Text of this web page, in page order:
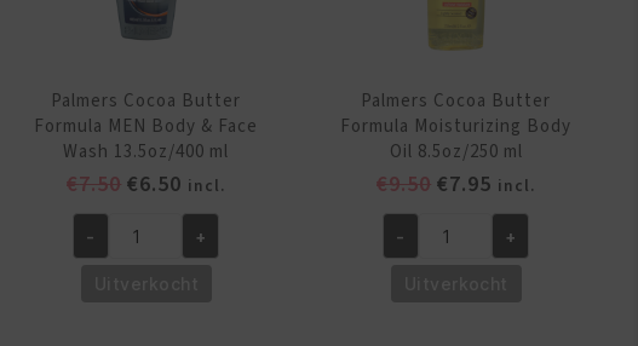
Palmers Cocoa Butter
Formula MEN Body & Face
Wash 13.5oz/400 ml
€7.50 Oorspronkelijke
was:
€6.50 Huidige
prijs
is:
incl.
Palmers
- +
Palmers Cocoa Butter
Formula Moisturizing Body
Oil 8.5oz/250 ml
€9.50 Oorspronkelijke
was:
€7.95 Huidige
prijs
is:
incl.
Palmers
- +